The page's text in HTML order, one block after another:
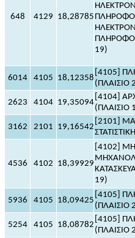
648 4129 18,28785
19)
6014 4105 18,12358
[4105]
(ΠΛΑΙΣΙΟ
2623 4104 19,35094
[4104]
(ΠΛΑΙΣΙΟ
3162 2101 19,16542
[2101]
4536 4102 18,39929
[4102]
19)
5936 4105 18,09425
[4105]
(ΠΛΑΙΣΙΟ
5254 4105 18,08782
[4105]
(ΠΛΑΙΣΙΟ